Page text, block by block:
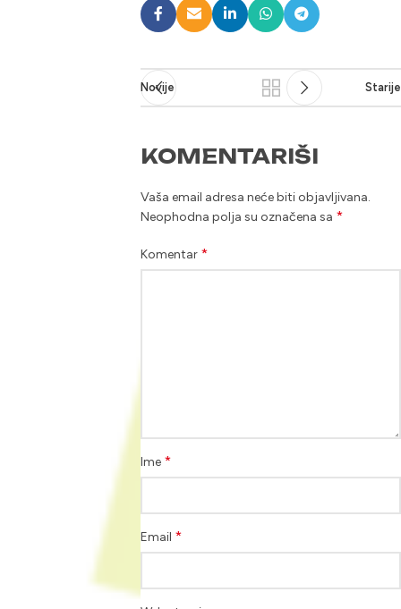
Novije Starije
KOMENTARIŠI
Vaša email adresa neće biti objavljivana.
Neophodna polja su označena sa *
Komentar *
Ime *
Email *